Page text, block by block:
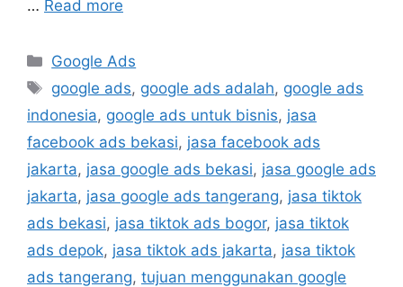
… Read more
Google Ads
google ads, google ads adalah, google ads
indonesia, google ads untuk bisnis, jasa
facebook ads bekasi, jasa facebook ads
jakarta, jasa google ads bekasi, jasa google ads
jakarta, jasa google ads tangerang, jasa tiktok
ads bekasi, jasa tiktok ads bogor, jasa tiktok
ads depok, jasa tiktok ads jakarta, jasa tiktok
ads tangerang, tujuan menggunakan google